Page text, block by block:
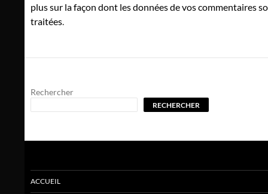
plus sur la façon dont les données de vos commentaires
traitées
Rechercher
RECHERCHER
ACCUEIL